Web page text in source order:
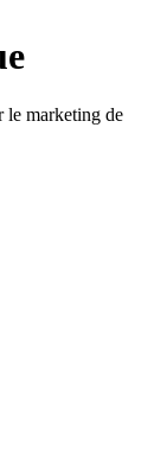
le marketing de